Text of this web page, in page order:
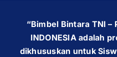
“Bimbel Bintara TNI –
INDONESIA adalah
dikhususkan untuk